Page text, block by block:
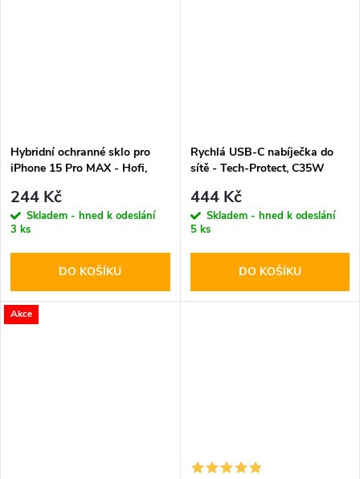
Hybridní ochranné sklo pro
iPhone 15 Pro MAX - Hofi,
244 Kč
Skladem - hned k odeslání
3 ks
DO KOŠÍKU
Rychlá USB-C nabíječka do
sítě - Tech-Protect, C35W
444 Kč
Skladem - hned k odeslání
5 ks
DO KOŠÍKU
Akce